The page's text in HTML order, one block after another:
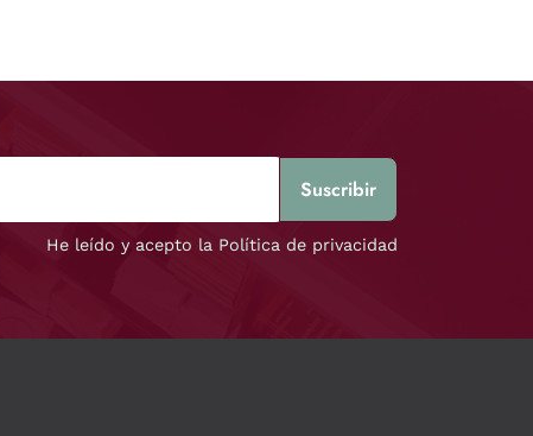
He leído y acepto la Política de privacidad